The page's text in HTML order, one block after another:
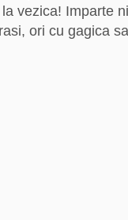
vezica! Imparte
ori cu gagica